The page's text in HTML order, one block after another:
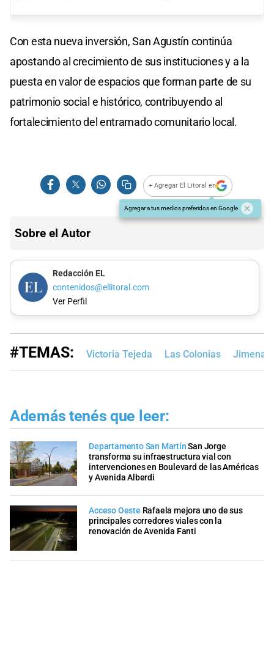
Con esta nueva inversión, San Agustín continúa
apostando al crecimiento de sus instituciones y a la
puesta en valor de espacios que forman parte de su
patrimonio social e histórico, contribuyendo al
fortalecimiento del entramado comunitario local.
+ Agregar El Litoral en
Agregar a tus medios preferidos en Google
Sobre el Autor
Redacción EL
contenidos@ellitoral.com
Ver Perfil
#TEMAS: Victoria Tejeda Las Colonias Jimena
Además tenés que leer:
Departamento San Martín San Jorge
transforma su infraestructura vial con
intervenciones en Boulevard de las Américas
y Avenida Alberdi
Acceso Oeste Rafaela mejora uno de sus
principales corredores viales con la
renovación de Avenida Fanti